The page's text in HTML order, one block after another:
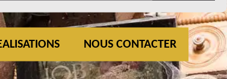
NOUS CONTACTER